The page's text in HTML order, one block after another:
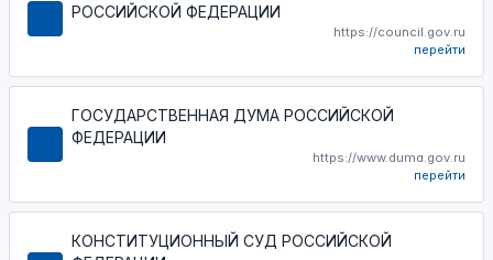
РОССИЙСКОЙ ФЕДЕРАЦИИ
https://council.gov.ru
перейти
ГОСУДАРСТВЕННАЯ ДУМА РОССИЙСКОЙ
ФЕДЕРАЦИИ
https://www.duma.gov.ru
перейти
КОНСТИТУЦИОННЫЙ СУД РОССИЙСКОЙ